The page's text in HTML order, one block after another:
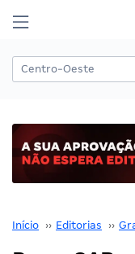
Início ›› Editorias ››